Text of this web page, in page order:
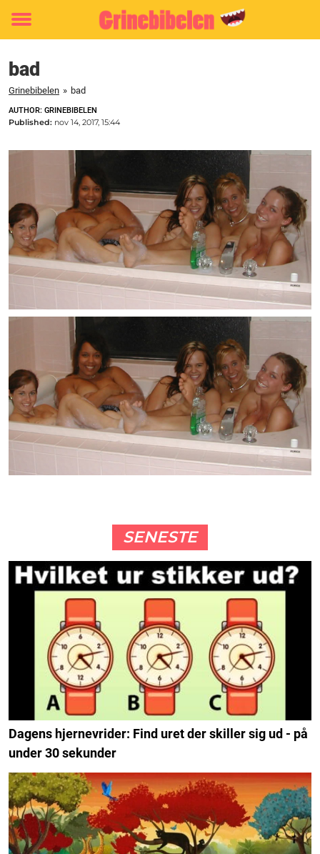
Toggle
bad
Grinebibelen » bad
AUTHOR: GRINEBIBELEN
Published: nov 14, 2017, 15:44
SENESTE
Dagens hjernevrider: Find uret der skiller sig ud - på
under 30 sekunder